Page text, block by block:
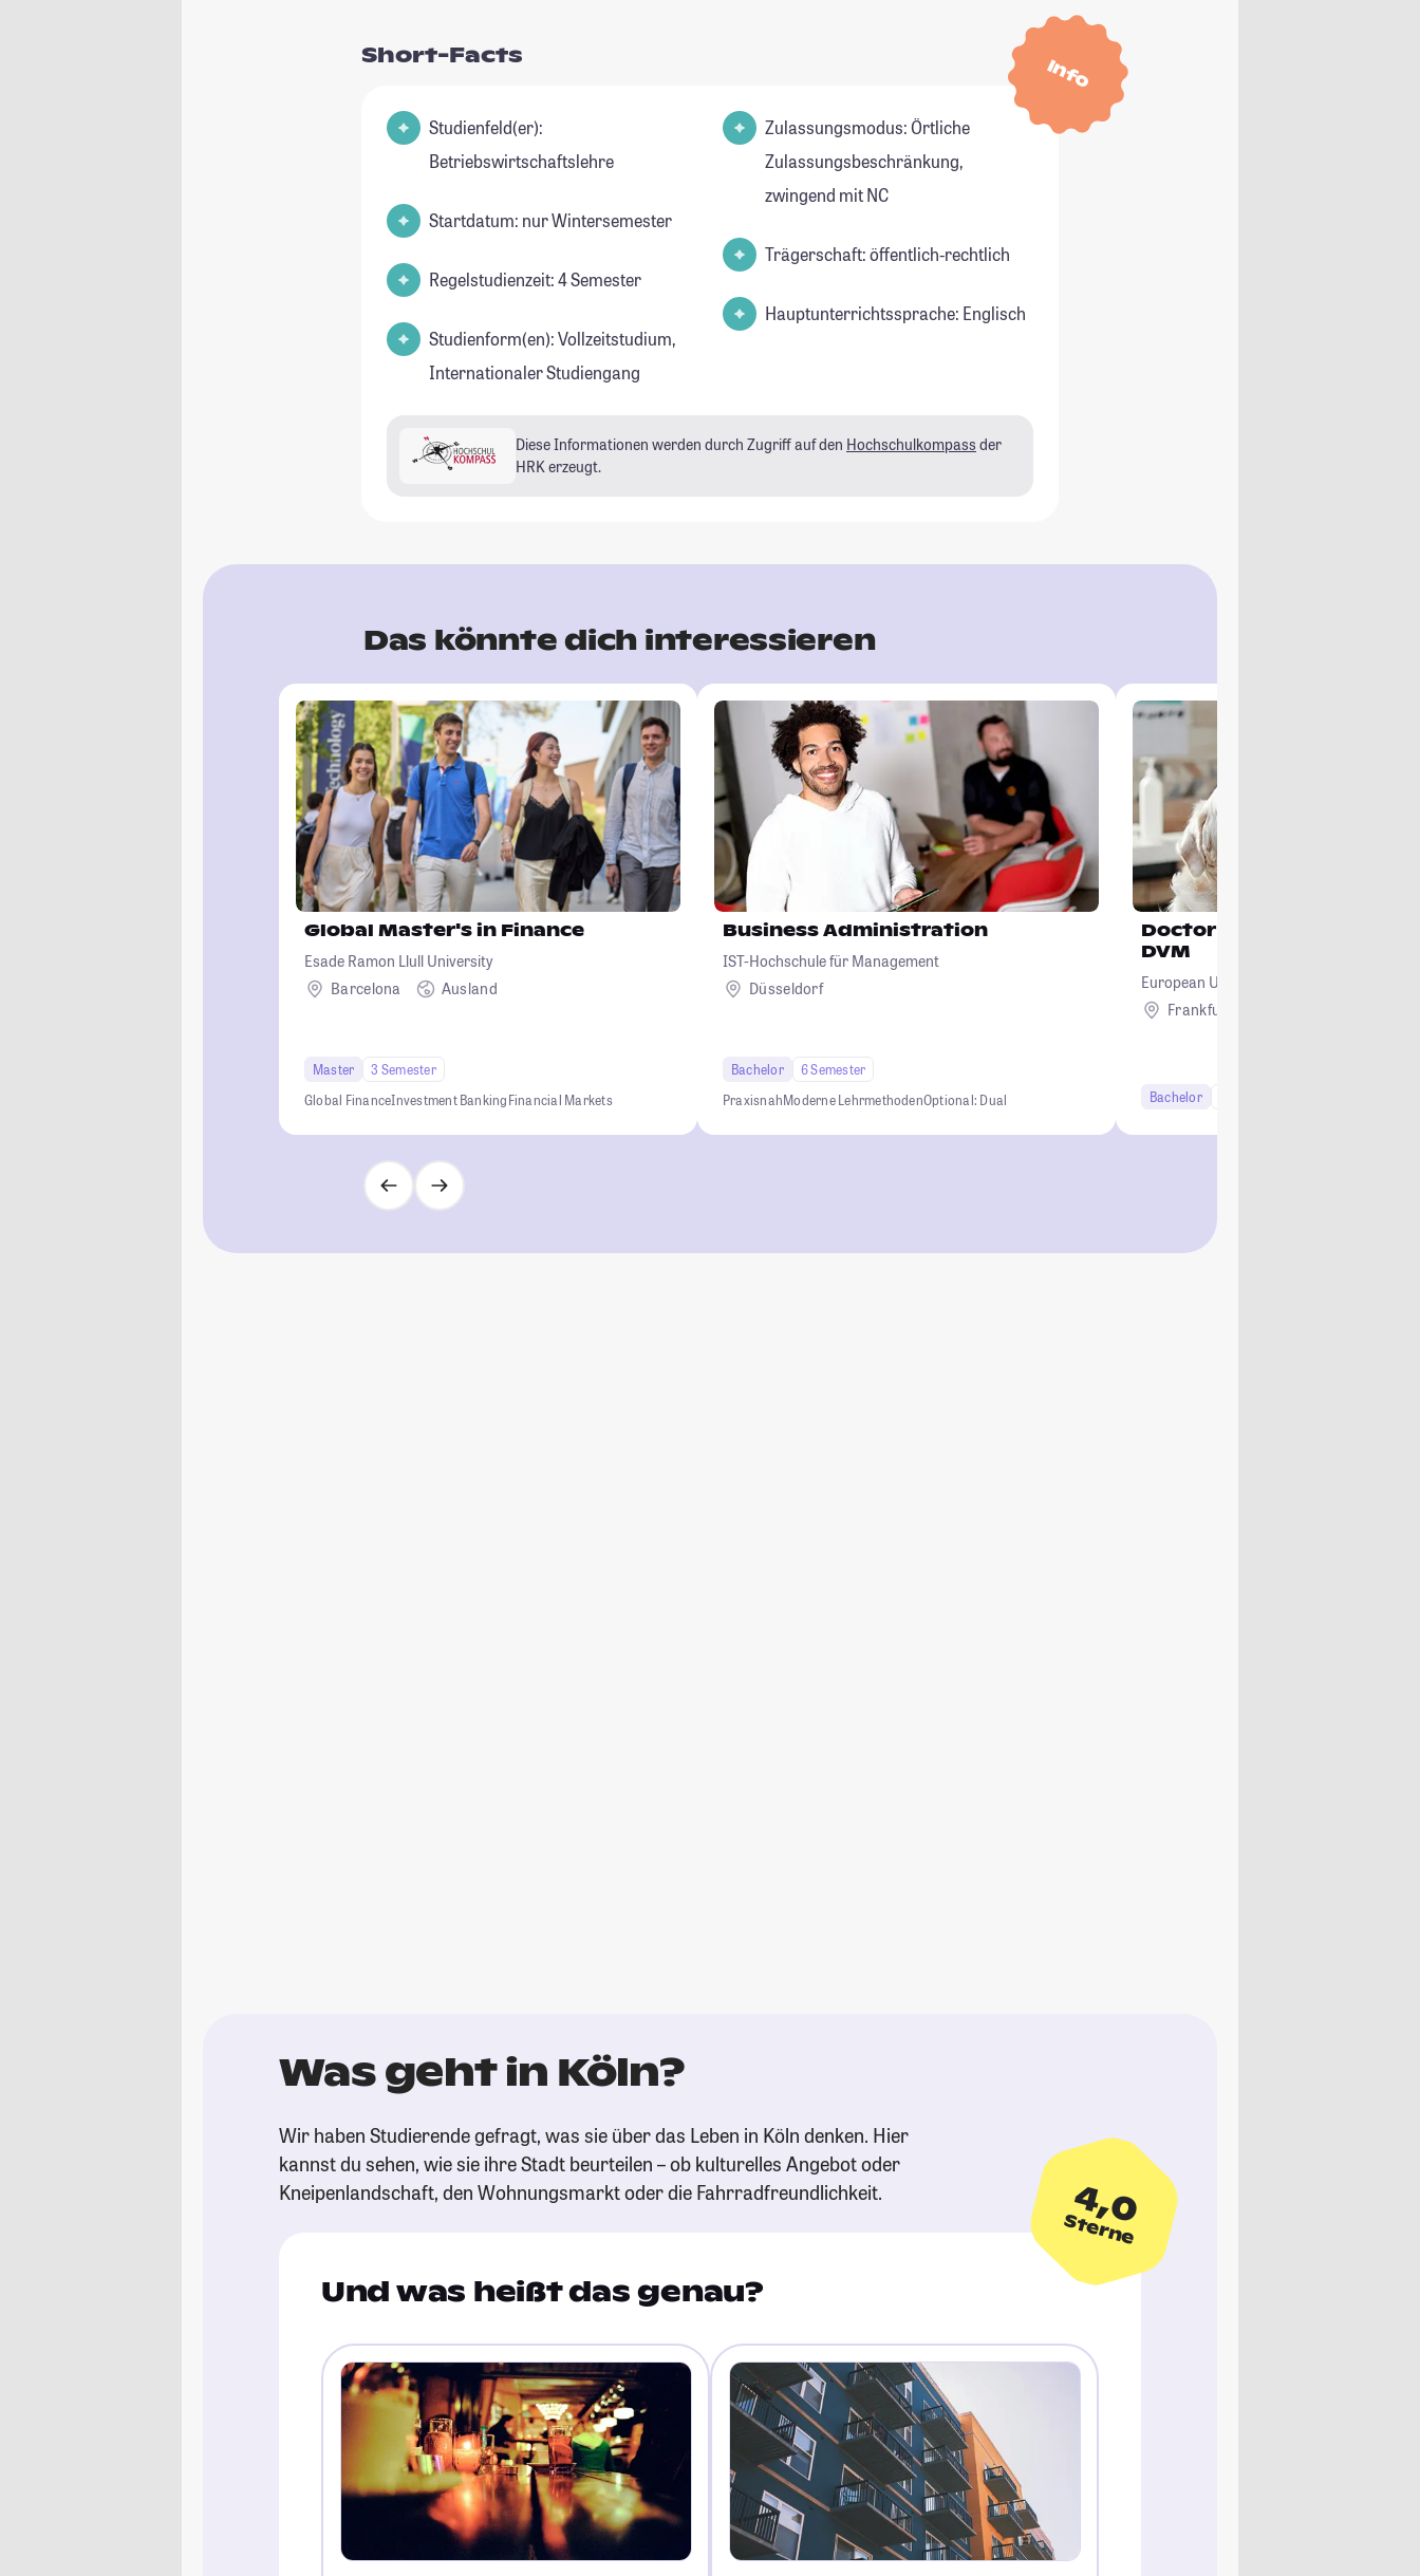
Info
Short-Facts
Studienfeld(er):
Betriebswirtschaftslehre
Startdatum: nur Wintersemester
Regelstudienzeit: 4 Semester
Studienform(en): Vollzeitstudium,
Internationaler Studiengang
Zulassungsmodus: Örtliche
Zulassungsbeschränkung,
zwingend mit NC
Trägerschaft: öffentlich-rechtlich
Hauptunterrichtssprache: Englisch
Diese Informationen werden durch Zugriff auf den Hochschulkompass der
HRK erzeugt.
Das könnte dich interessieren
Global Master's in Finance
Esade Ramon Llull University
Barcelona
Ausland
Master
3 Semester
Global FinanceInvestment BankingFinancial Markets
Business Administration
IST-Hochschule für Management
Düsseldorf
Bachelor
6 Semester
PraxisnahModerne LehrmethodenOptional: Dual
Doctor of Veterinary
DVM
European University Cyprus
Frankfurt am Main
Bachelor
Was geht in Köln?
Wir haben Studierende gefragt, was sie über das Leben in Köln denken. Hier
kannst du sehen, wie sie ihre Stadt beurteilen – ob kulturelles Angebot oder
Kneipenlandschaft, den Wohnungsmarkt oder die Fahrradfreundlichkeit.
4,0
Sterne
Und was heißt das genau?